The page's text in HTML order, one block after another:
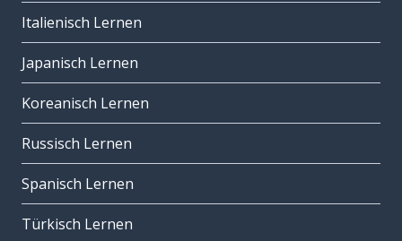
Italienisch Lernen
Japanisch Lernen
Koreanisch Lernen
Russisch Lernen
Spanisch Lernen
Türkisch Lernen